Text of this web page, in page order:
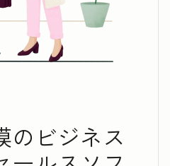
のビジネス